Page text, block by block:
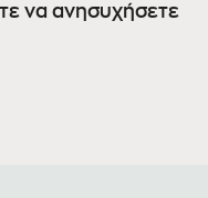
να ανησυχήσετε